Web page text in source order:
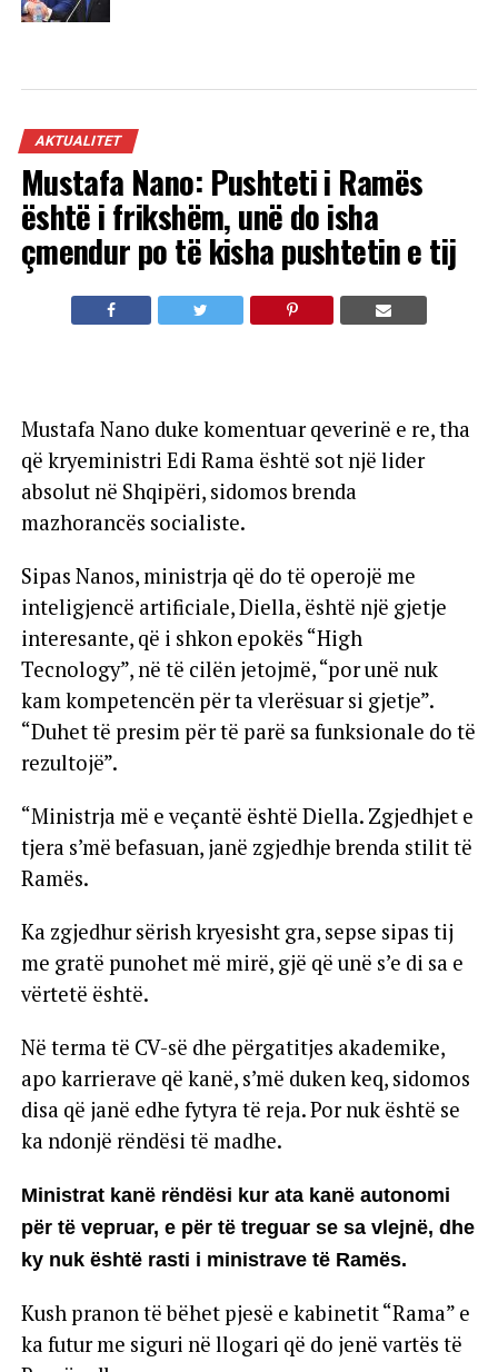
AKTUALITET
Mustafa Nano: Pushteti i Ramës
është i frikshëm, unë do isha
çmendur po të kisha pushtetin e tij
Mustafa Nano duke komentuar qeverinë e re, tha
që kryeministri Edi Rama është sot një lider
absolut në Shqipëri, sidomos brenda
Sipas Nanos, ministrja që do të operojë me
inteligjencë artificiale, Diella, është një gjetje
interesante, që i shkon epokës “High
Tecnology”, në të cilën jetojmë, “por unë nuk
kam kompetencën për ta vlerësuar si gjetje”.
“Duhet të presim për të parë sa funksionale do të
“Ministrja më e veçantë është Diella. Zgjedhjet e
tjera s’më befasuan, janë zgjedhje brenda stilit të
Ka zgjedhur sërish kryesisht gra, sepse sipas tij
me gratë punohet më mirë, gjë që unë s’e di sa e
Në terma të CV-së dhe përgatitjes akademike,
apo karrierave që kanë, s’më duken keq, sidomos
disa që janë edhe fytyra të reja. Por nuk është se
Ministrat kanë rëndësi kur ata kanë autonomi
për të vepruar, e për të treguar se sa vlejnë, dhe
Kush pranon të bëhet pjesë e kabinetit “Rama” e